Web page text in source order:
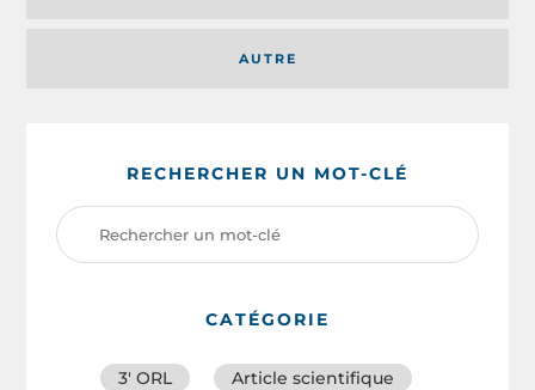
AUTRE
RECHERCHER UN MOT-CLÉ
CATÉGORIE
3′ ORL
Article scientifique